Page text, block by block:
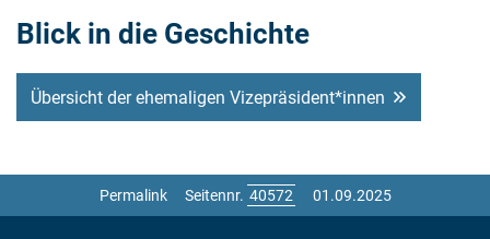
Blick in die Geschichte
Übersicht der ehemaligen Vizepräsident*innen
Permalink Seitennr. 01.09.2025